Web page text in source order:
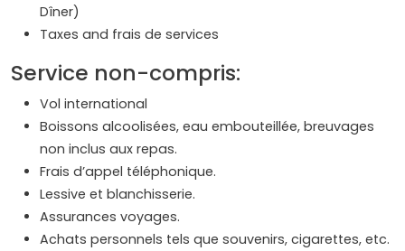
Dîner)
Taxes and frais de services
Service non-compris:
Vol international
Boissons alcoolisées, eau embouteillée, breuvages
non inclus aux repas.
Frais d’appel téléphonique.
Lessive et blanchisserie.
Assurances voyages.
Achats personnels tels que souvenirs, cigarettes, etc.